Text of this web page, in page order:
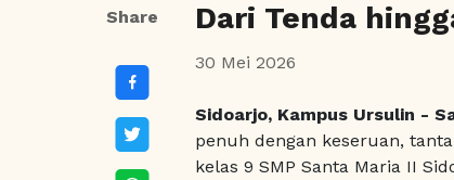
Share Dari Tenda
30 Mei 2026
Sidoarjo, Kampus Ursulin -
penuh dengan keseruan,
kelas 9 SMP Santa Maria II